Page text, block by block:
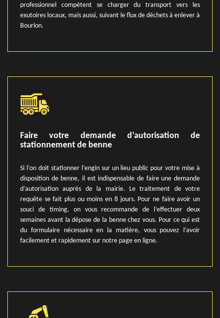
professionnel compétent se charger du transport vers les
exutoires locaux, mais aussi, suivant le flux de déchets à enlever à
Bourlon.
Faire votre demande d’autorisation de
stationnement de benne
Si l’on doit stationner l’engin sur un lieu public pour votre mise à
disposition de benne, il est indispensable de faire une demande
d’autorisation auprès de la mairie. Le traitement de votre
requête se fait plus ou moins en 8 jours. Pour ne faire avoir un
souci de timing, on vous recommande de l’effectuer deux
semaines avant la dépose de la benne chez vous. Pour ce qui est
du formulaire nécessaire en la matière, vous pouvez l’avoir
facilement et rapidement sur notre page en ligne.